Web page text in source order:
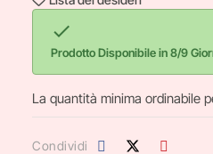

Prodotto Disponibile in 8/9
La quantità minima ordinabile
Condividi